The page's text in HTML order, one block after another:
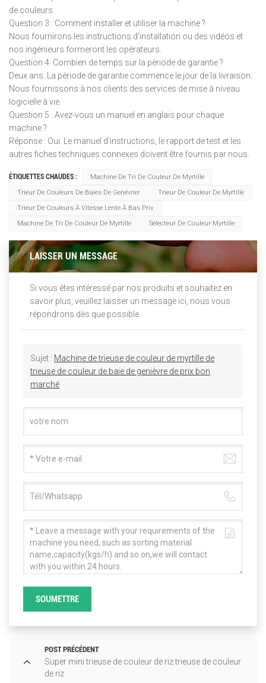
de couleurs.
Question 3 : Comment installer et utiliser la machine ?
Nous fournirons les instructions d'installation ou des vidéos et
nos ingénieurs formeront les opérateurs.
Question 4. Combien de temps sur la période de garantie ?
Deux ans. La période de garantie commence le jour de la livraison.
Nous fournissons à nos clients des services de mise à niveau
logicielle à vie.
Question 5 : Avez-vous un manuel en anglais pour chaque
machine ?
Réponse : Oui. Le manuel d'instructions, le rapport de test et les
autres fiches techniques connexes doivent être fournis par nous.
ÉTIQUETTES CHAUDES :
Machine De Tri De Couleur De Myrtille
Trieur De Couleurs De Baies De Genévrier
Trieur De Couleur De Myrtille
Trieur De Couleurs À Vitesse Lente À Bas Prix
Machine De Tri De Couleur De Myrtille
Sélecteur De Couleur Myrtille
LAISSER UN MESSAGE
Si vous êtes intéressé par nos produits et souhaitez en
savoir plus, veuillez laisser un message ici, nous vous
répondrons dès que possible.
Sujet : Machine de trieuse de couleur de myrtille de
trieuse de couleur de baie de genièvre de prix bon
marché
SOUMETTRE
POST PRÉCÉDENT
Super mini trieuse de couleur de riz trieuse de couleur
de riz